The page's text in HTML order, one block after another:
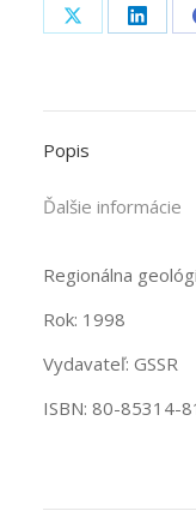
Share
X
Share
Popis
Ďalšie informácie
Regionálna
Rok: 1998
Vydavateľ: GSSR
ISBN: 80-85314-